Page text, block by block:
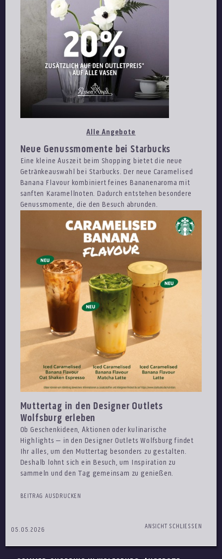
05.05.2026
Alle Angebote
Neue Genussmomente bei Starbucks
Eine kleine Auszeit beim Shopping bietet die neue
Getränkeauswahl bei Starbucks. Der neue Caramelised
Banana Flavour kombiniert feines Bananenaroma mit
sanften Karamellnoten. Dadurch entstehen besondere
Genussmomente, die den Besuch abrunden.
Muttertag in den Designer Outlets
Wolfsburg erleben
Ob Geschenkideen, Aktionen oder kulinarische
Highlights – in den Designer Outlets Wolfsburg findet
Ihr alles, um den Muttertag besonders zu gestalten.
Deshalb lohnt sich ein Besuch, um Inspiration zu
sammeln und den Tag gemeinsam zu genießen.
BEITRAG AUSDRUCKEN
ANSICHT SCHLIESSEN